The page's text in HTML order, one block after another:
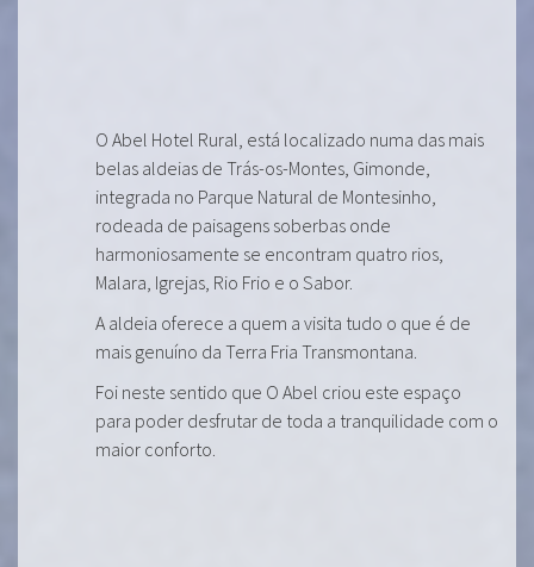
O Abel Hotel Rural, está localizado numa das mais
belas aldeias de Trás-os-Montes, Gimonde,
integrada no Parque Natural de Montesinho,
rodeada de paisagens soberbas onde
harmoniosamente se encontram quatro rios,
Malara, Igrejas, Rio Frio e o Sabor.
A aldeia oferece a quem a visita tudo o que é de
mais genuíno da Terra Fria Transmontana.
Foi neste sentido que O Abel criou este espaço
para poder desfrutar de toda a tranquilidade com o
maior conforto.